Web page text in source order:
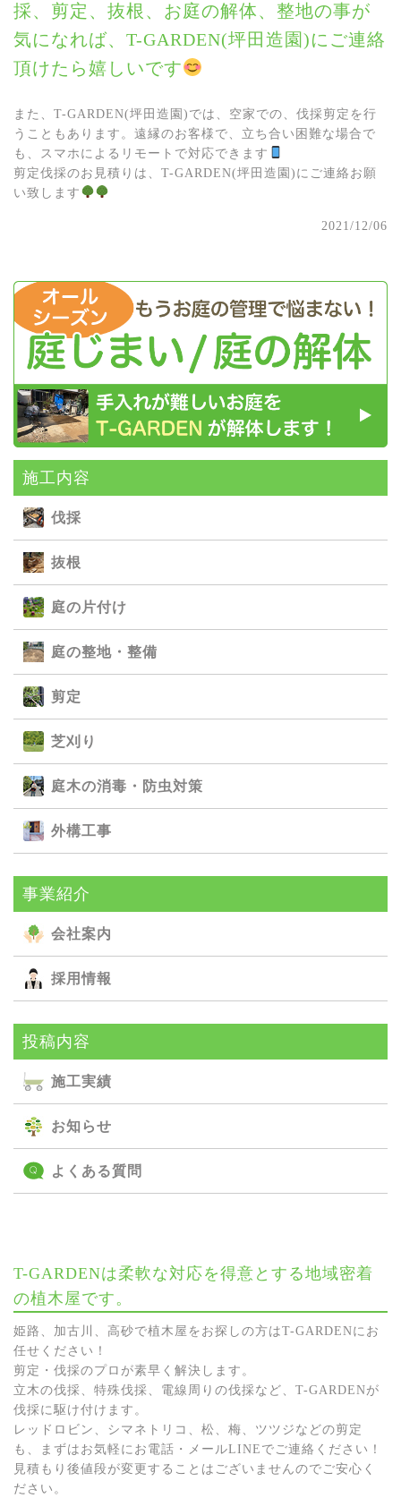
施⼯内容
伐採
抜根
庭の⽚付け
庭の整地・整備
剪定
芝刈り
庭⽊の消毒・防⾍対策
外構⼯事
事業紹介
会社案内
採用情報
投稿内容
施⼯実績
お知らせ
よくある質問
採、剪定、抜根、お庭の解体、整地の事が
気になれば、T-GARDEN(坪田造園)にご連絡
頂けたら嬉しいです
また、T-GARDEN(坪田造園)では、空家での、伐採剪定を行
うこともあります。遠縁のお客様で、立ち合い困難な場合で
も、スマホによるリモートで対応できます
剪定伐採のお見積りは、T-GARDEN(坪田造園)にご連絡お願
い致します
2021/12/06
T-GARDENは柔軟な対応を得意とする地域密着
の植木屋です。
姫路、加古川、高砂で植木屋をお探しの方はT-GARDENにお
任せください！
剪定・伐採のプロが素早く解決します。
立木の伐採、特殊伐採、電線周りの伐採など、T-GARDENが
伐採に駆け付けます。
レッドロビン、シマネトリコ、松、梅、ツツジなどの剪定
も、まずはお気軽にお電話・メールLINEでご連絡ください！
見積もり後値段が変更することはございませんのでご安心く
ださい。